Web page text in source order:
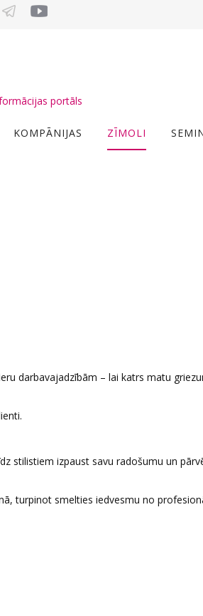
portāls
KOMPĀNIJAS ZĪMOLI
darbavajadzībām – lai katrs matu
stilistiem izpaust savu radošumu un
turpinot smelties iedvesmu no